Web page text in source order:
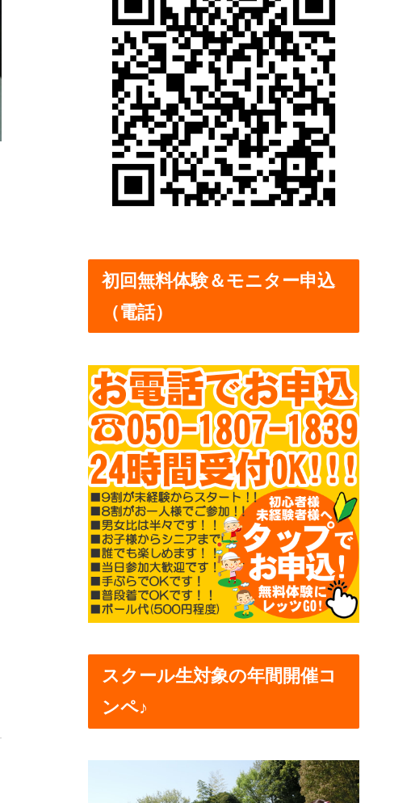
初回無料体験＆モニター申込
（電話）
スクール生対象の年間開催コ
ンペ♪